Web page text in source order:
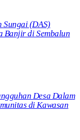
Sungai (DAS)
Banjir di Sembalun
Desa Dalam
di Kawasan